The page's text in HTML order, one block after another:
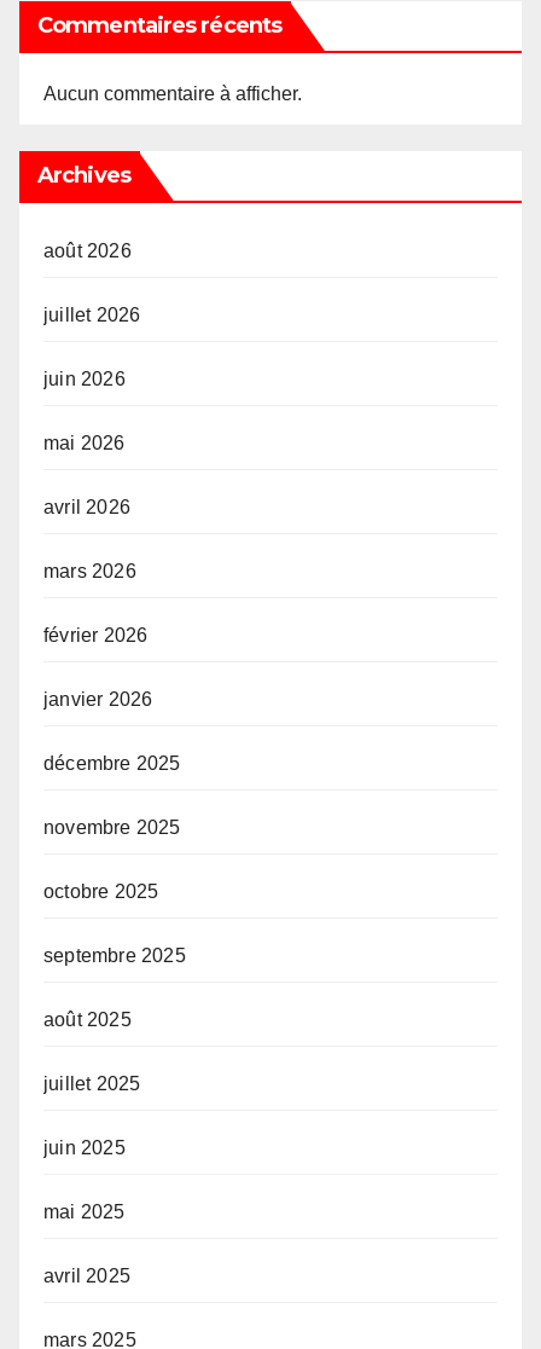
Commentaires récents
Aucun commentaire à afficher.
Archives
août 2026
juillet 2026
juin 2026
mai 2026
avril 2026
mars 2026
février 2026
janvier 2026
décembre 2025
novembre 2025
octobre 2025
septembre 2025
août 2025
juillet 2025
juin 2025
mai 2025
avril 2025
mars 2025